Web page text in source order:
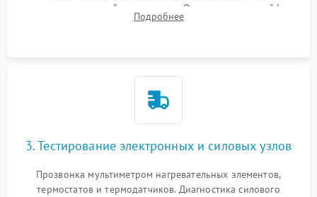
стеклокерамической поверхности. Отсоединение шлейфов
сенсорного блока для доступа к силовым платам, катушкам
Подробнее
3. Тестирование электронных и силовых узлов
Прозвонка мультиметром нагревательных элементов,
термостатов и термодатчиков. Диагностика силового